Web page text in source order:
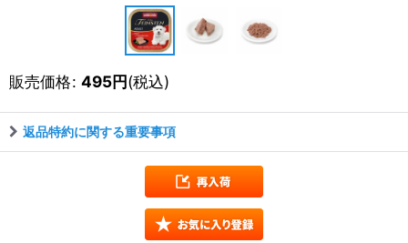
販売価格: 495円(税込)
返品特約に関する重要事項